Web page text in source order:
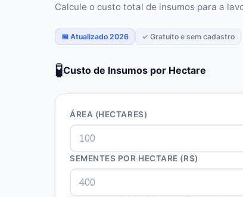
Calcule o custo total de insumos para a
📅 Atualizado 2026 ✓ Gratuito e sem cadastro
🧪Custo de Insumos por Hectare
ÁREA (HECTARES)
SEMENTES POR HECTARE (R$)